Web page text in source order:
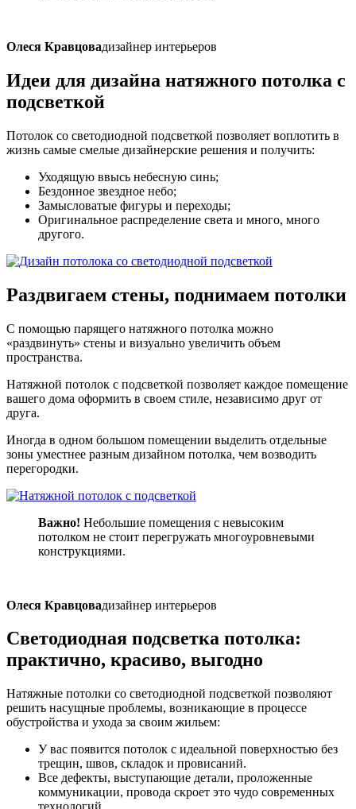
Олеся Кравцовадизайнер интерьеров
Идеи для дизайна натяжного потолка с
подсветкой
Потолок со светодиодной подсветкой позволяет воплотить в
жизнь самые смелые дизайнерские решения и получить:
Уходящую ввысь небесную синь;
Бездонное звездное небо;
Замысловатые фигуры и переходы;
Оригинальное распределение света и много, много
другого.
Раздвигаем стены, поднимаем потолки
С помощью парящего натяжного потолка можно
«раздвинуть» стены и визуально увеличить объем
пространства.
Натяжной потолок с подсветкой позволяет каждое помещение
вашего дома оформить в своем стиле, независимо друг от
друга.
Иногда в одном большом помещении выделить отдельные
зоны уместнее разным дизайном потолка, чем возводить
перегородки.
Важно! Небольшие помещения с невысоким
потолком не стоит перегружать многоуровневыми
конструкциями.
Олеся Кравцовадизайнер интерьеров
Светодиодная подсветка потолка:
практично, красиво, выгодно
Натяжные потолки со светодиодной подсветкой позволяют
решить насущные проблемы, возникающие в процессе
обустройства и ухода за своим жильем:
У вас появится потолок с идеальной поверхностью без
трещин, швов, складок и провисаний.
Все дефекты, выступающие детали, проложенные
коммуникации, провода скроет это чудо современных